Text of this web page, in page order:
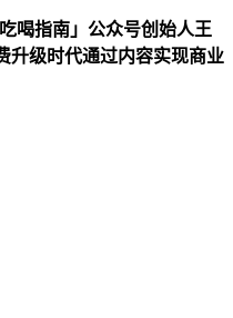
喝指南」公众号创始人王
升级时代通过内容实现商业